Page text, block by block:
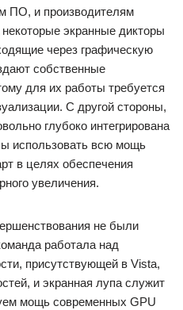
ПО, и производителям
экранные дикторы
через графическую
собственные
для их работы требуется
С другой стороны,
глубоко интегрирована
использовать всю мощь
в целях обеспечения
увеличения.
не были
работала над
присутствующей в Vista,
и экранная лупа служит
мощь современных GPU